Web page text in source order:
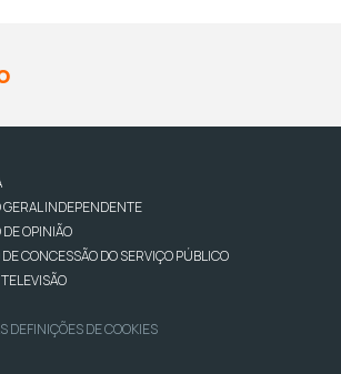
INDEPENDENTE
OPINIÃO
CONCESSÃO DO SERVIÇO PÚBLICO
DEFINIÇÕES DE COOKIES